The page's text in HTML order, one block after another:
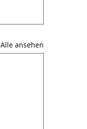
Alle ansehen